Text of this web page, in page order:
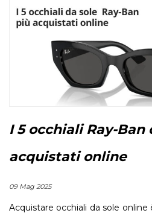
I 5 occhiali Ray-Ban
acquistati online
09 Mag 2025
Acquistare occhiali da sole